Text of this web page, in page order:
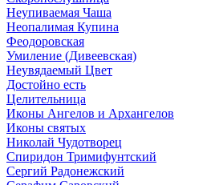
Неупиваемая Чаша
Неопалимая Купина
Феодоровская
Умиление (Дивеевская)
Неувядаемый Цвет
Достойно есть
Целительница
Иконы Ангелов и Архангелов
Иконы святых
Николай Чудотворец
Спиридон Тримифунтский
Сергий Радонежский